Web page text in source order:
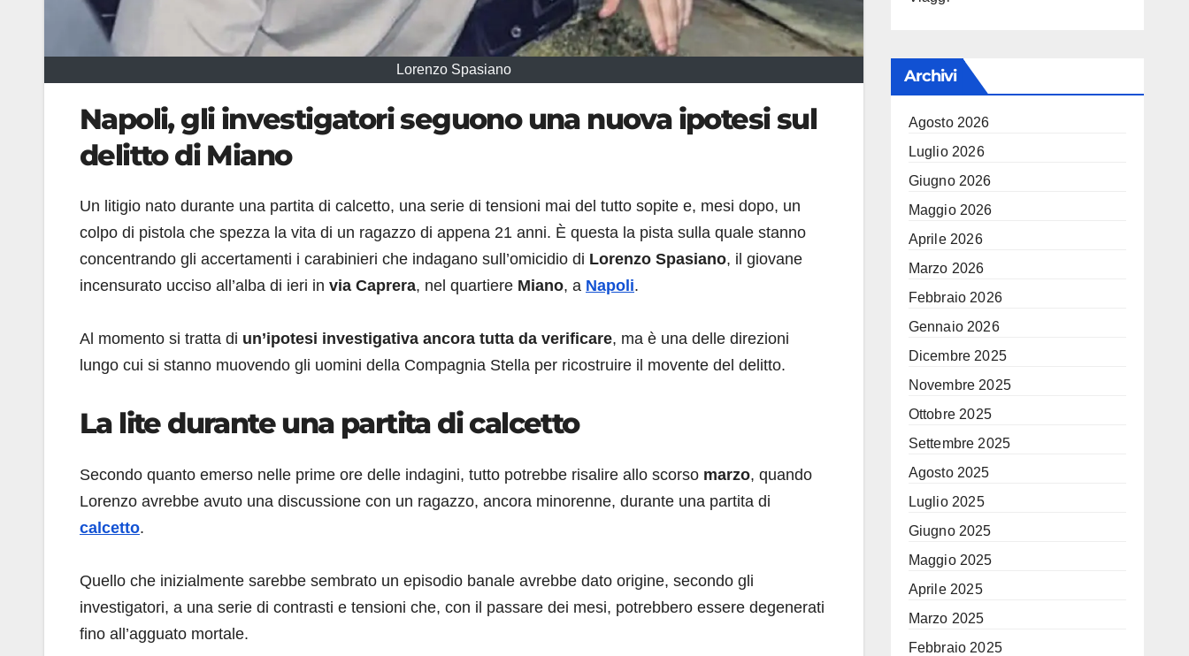
Lorenzo Spasiano
Napoli, gli investigatori seguono una nuova ipotesi sul
delitto di Miano
Un litigio nato durante una partita di calcetto, una serie di tensioni mai del tutto sopite e, mesi dopo, un
colpo di pistola che spezza la vita di un ragazzo di appena 21 anni. È questa la pista sulla quale stanno
concentrando gli accertamenti i carabinieri che indagano sull’omicidio di Lorenzo Spasiano, il giovane
incensurato ucciso all’alba di ieri in via Caprera, nel quartiere Miano, a Napoli.
Al momento si tratta di un’ipotesi investigativa ancora tutta da verificare, ma è una delle direzioni
lungo cui si stanno muovendo gli uomini della Compagnia Stella per ricostruire il movente del delitto.
La lite durante una partita di calcetto
Secondo quanto emerso nelle prime ore delle indagini, tutto potrebbe risalire allo scorso marzo, quando
Lorenzo avrebbe avuto una discussione con un ragazzo, ancora minorenne, durante una partita di
calcetto.
Quello che inizialmente sarebbe sembrato un episodio banale avrebbe dato origine, secondo gli
investigatori, a una serie di contrasti e tensioni che, con il passare dei mesi, potrebbero essere degenerati
fino all’agguato mortale.
Archivi
Agosto 2026
Luglio 2026
Giugno 2026
Maggio 2026
Aprile 2026
Marzo 2026
Febbraio 2026
Gennaio 2026
Dicembre 2025
Novembre 2025
Ottobre 2025
Settembre 2025
Agosto 2025
Luglio 2025
Giugno 2025
Maggio 2025
Aprile 2025
Marzo 2025
Febbraio 2025